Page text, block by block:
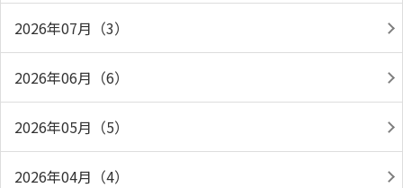
2026年07月（3）
2026年06月（6）
2026年05月（5）
2026年04月（4）